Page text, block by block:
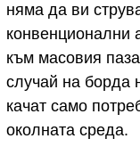
няма да ви
конвенционални
към масовия
случай на борда
качат само
околната среда.